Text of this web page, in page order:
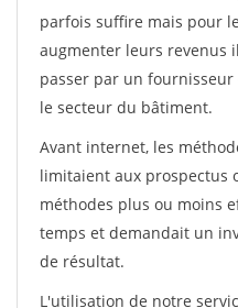
parfois suffire mais pour
augmenter leurs revenus
passer par un
le secteur du bâtiment.
Avant internet, les
limitaient aux prospectus
méthodes plus ou moins
temps et demandait un
de résultat.
L'utilisation de notre